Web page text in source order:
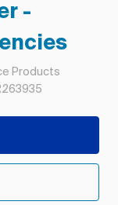
-
Products
ID